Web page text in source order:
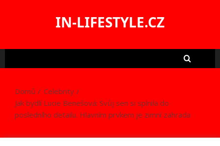
IN-LIFESTYLE.CZ
Domů
Celebrity
Jak bydlí Lucie Benešová: Svůj sen si splnila do
posledního detailu. Hlavním prvkem je zimní zahrada